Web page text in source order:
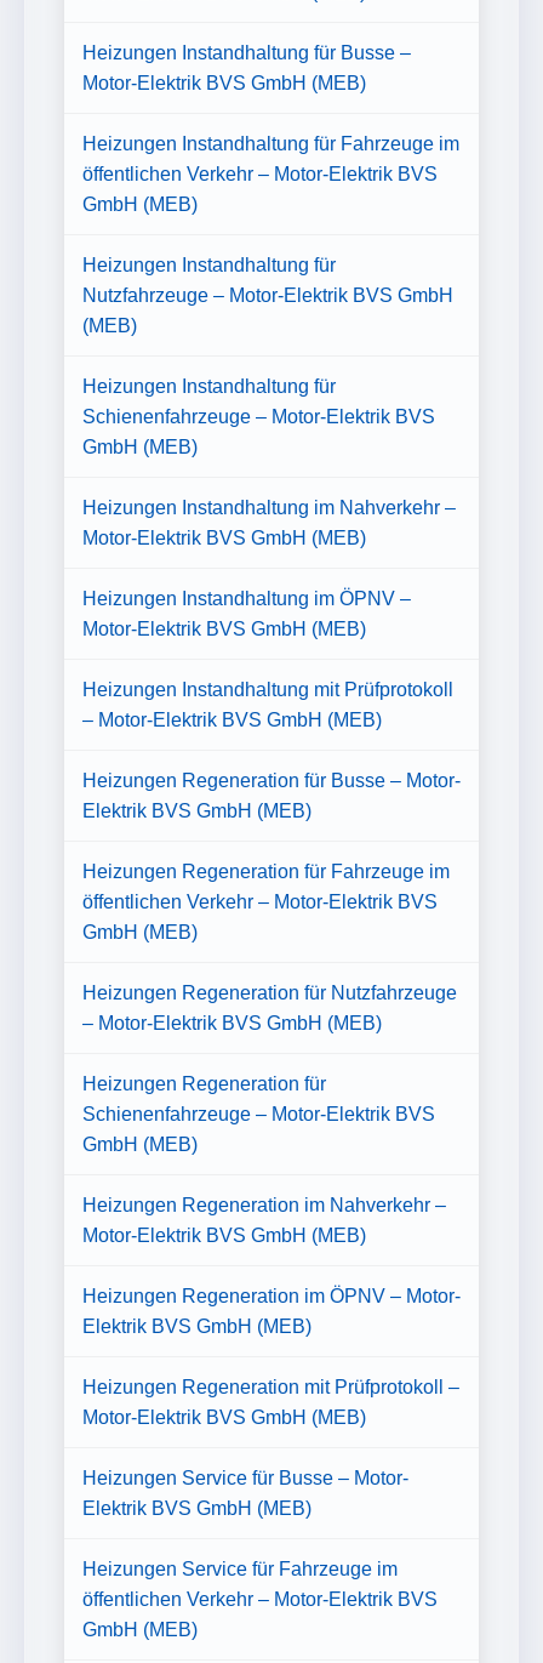
Heizungen Instandhaltung für Busse –
Motor-Elektrik BVS GmbH (MEB)
Heizungen Instandhaltung für Fahrzeuge im
öffentlichen Verkehr – Motor-Elektrik BVS
GmbH (MEB)
Heizungen Instandhaltung für
Nutzfahrzeuge – Motor-Elektrik BVS GmbH
(MEB)
Heizungen Instandhaltung für
Schienenfahrzeuge – Motor-Elektrik BVS
GmbH (MEB)
Heizungen Instandhaltung im Nahverkehr –
Motor-Elektrik BVS GmbH (MEB)
Heizungen Instandhaltung im ÖPNV –
Motor-Elektrik BVS GmbH (MEB)
Heizungen Instandhaltung mit Prüfprotokoll
– Motor-Elektrik BVS GmbH (MEB)
Heizungen Regeneration für Busse – Motor-
Elektrik BVS GmbH (MEB)
Heizungen Regeneration für Fahrzeuge im
öffentlichen Verkehr – Motor-Elektrik BVS
GmbH (MEB)
Heizungen Regeneration für Nutzfahrzeuge
– Motor-Elektrik BVS GmbH (MEB)
Heizungen Regeneration für
Schienenfahrzeuge – Motor-Elektrik BVS
GmbH (MEB)
Heizungen Regeneration im Nahverkehr –
Motor-Elektrik BVS GmbH (MEB)
Heizungen Regeneration im ÖPNV – Motor-
Elektrik BVS GmbH (MEB)
Heizungen Regeneration mit Prüfprotokoll –
Motor-Elektrik BVS GmbH (MEB)
Heizungen Service für Busse – Motor-
Elektrik BVS GmbH (MEB)
Heizungen Service für Fahrzeuge im
öffentlichen Verkehr – Motor-Elektrik BVS
GmbH (MEB)